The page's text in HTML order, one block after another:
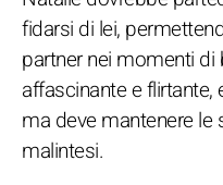
fidarsi di lei,
partner nei momenti
affascinante e
ma deve mantenere
malintesi.